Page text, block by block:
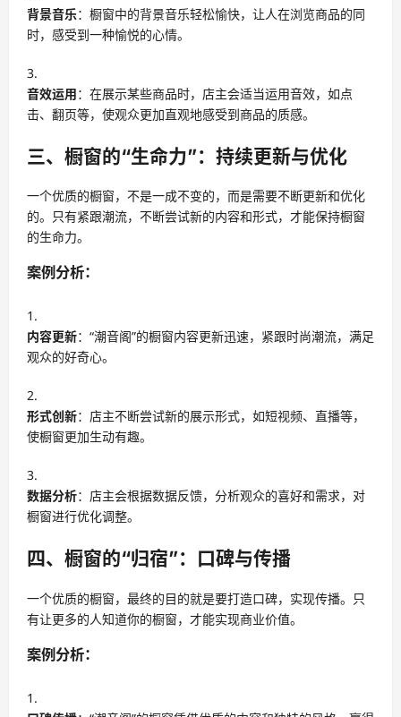
背景音乐：橱窗中的背景音乐轻松愉快，让人在浏览商品的同
时，感受到一种愉悦的心情。
音效运用：在展示某些商品时，店主会适当运用音效，如点
击、翻页等，使观众更加直观地感受到商品的质感。
三、橱窗的“生命力”：持续更新与优化
一个优质的橱窗，不是一成不变的，而是需要不断更新和优化
的。只有紧跟潮流，不断尝试新的内容和形式，才能保持橱窗
的生命力。
案例分析：
内容更新：“潮音阁”的橱窗内容更新迅速，紧跟时尚潮流，满足
观众的好奇心。
形式创新：店主不断尝试新的展示形式，如短视频、直播等，
使橱窗更加生动有趣。
数据分析：店主会根据数据反馈，分析观众的喜好和需求，对
橱窗进行优化调整。
四、橱窗的“归宿”：口碑与传播
一个优质的橱窗，最终的目的就是要打造口碑，实现传播。只
有让更多的人知道你的橱窗，才能实现商业价值。
案例分析：